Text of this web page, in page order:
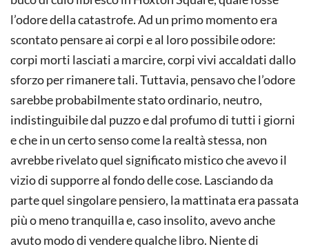
l’odore della catastrofe. Ad un primo momento era
scontato pensare ai corpi e al loro possibile odore:
corpi morti lasciati a marcire, corpi vivi accaldati dallo
sforzo per rimanere tali. Tuttavia, pensavo che l’odore
sarebbe probabilmente stato ordinario, neutro,
indistinguibile dal puzzo e dal profumo di tutti i giorni
e che in un certo senso come la realtà stessa, non
avrebbe rivelato quel significato mistico che avevo il
vizio di supporre al fondo delle cose. Lasciando da
parte quel singolare pensiero, la mattinata era passata
più o meno tranquilla e, caso insolito, avevo anche
avuto modo di vendere qualche libro. Niente di